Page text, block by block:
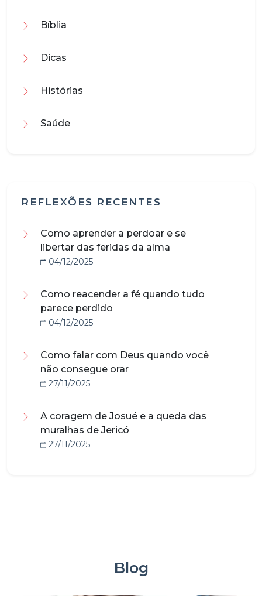
Bíblia
Dicas
Histórias
Saúde
REFLEXÕES RECENTES
Como aprender a perdoar e se
libertar das feridas da alma
04/12/2025
Como reacender a fé quando tudo
parece perdido
04/12/2025
Como falar com Deus quando você
não consegue orar
27/11/2025
A coragem de Josué e a queda das
muralhas de Jericó
27/11/2025
Blog